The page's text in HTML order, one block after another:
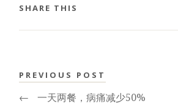
SHARE THIS
PREVIOUS POST
← 一天两餐，病痛减少50%